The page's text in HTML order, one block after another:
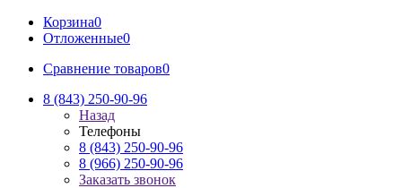
Корзина0
Отложенные0
Сравнение товаров0
8 (843) 250-90-96
Назад
Телефоны
8 (843) 250-90-96
8 (966) 250-90-96
Заказать звонок